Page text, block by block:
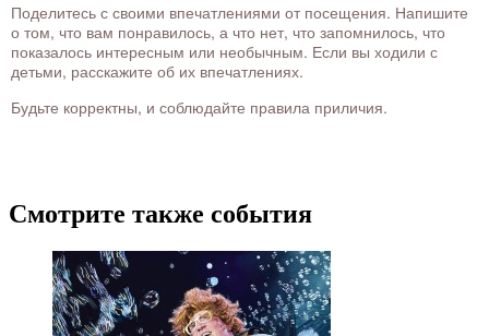
Поделитесь с своими впечатлениями от посещения. Напишите
о том, что вам понравилось, а что нет, что запомнилось, что
показалось интересным или необычным. Если вы ходили с
детьми, расскажите об их впечатлениях.
Будьте корректны, и соблюдайте правила приличия.
Смотрите также события